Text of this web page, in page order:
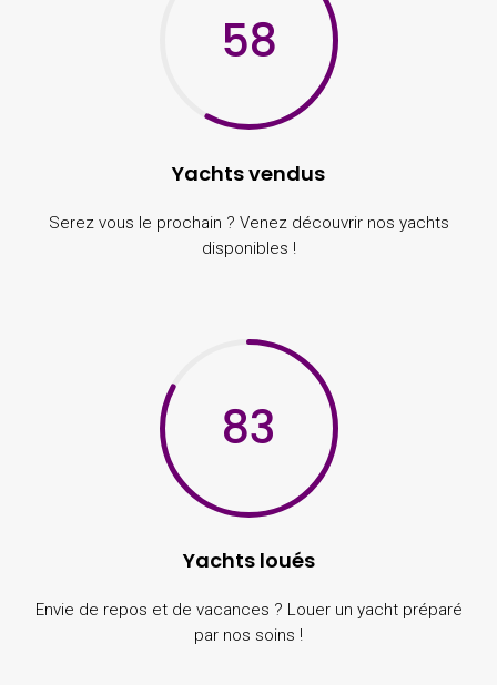
58
Yachts vendus
Serez vous le prochain ? Venez découvrir nos yachts
disponibles !
83
Yachts loués
Envie de repos et de vacances ? Louer un yacht préparé
par nos soins !